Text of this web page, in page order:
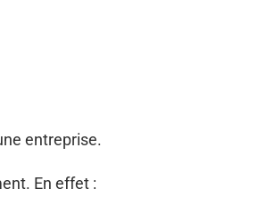
entreprise.
En effet :